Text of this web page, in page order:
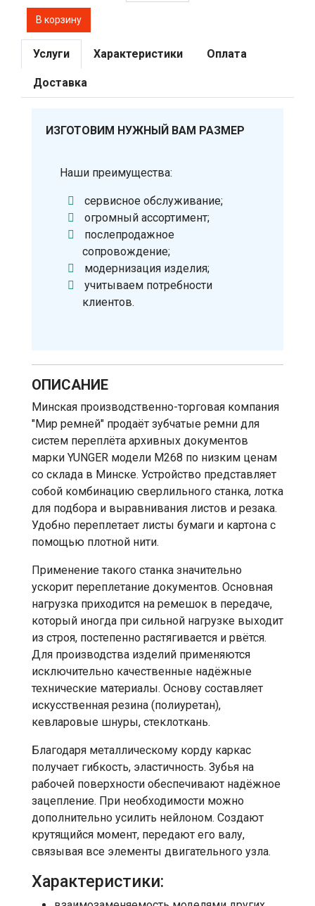
Услуги Характеристики Оплата
Доставка
ИЗГОТОВИМ НУЖНЫЙ ВАМ РАЗМЕР
Наши преимущества:
сервисное обслуживание;
огромный ассортимент;
послепродажное
сопровождение;
модернизация изделия;
учитываем потребности
клиентов.
ОПИСАНИЕ
Минская производственно-торговая компания
"Мир ремней" продаёт зубчатые ремни для
систем переплёта архивных документов
марки YUNGER модели M268 по низким ценам
со склада в Минске. Устройство представляет
собой комбинацию сверлильного станка, лотка
для подбора и выравнивания листов и резака.
Удобно переплетает листы бумаги и картона с
помощью плотной нити.
Применение такого станка значительно
ускорит переплетание документов. Основная
нагрузка приходится на ремешок в передаче,
который иногда при сильной нагрузке выходит
из строя, постепенно растягивается и рвётся.
Для производства изделий применяются
исключительно качественные надёжные
технические материалы. Основу составляет
искусственная резина (полиуретан),
кевларовые шнуры, стеклоткань.
Благодаря металлическому корду каркас
получает гибкость, эластичность. Зубья на
рабочей поверхности обеспечивают надёжное
зацепление. При необходимости можно
дополнительно усилить нейлоном. Создают
крутящийся момент, передают его валу,
связывая все элементы двигательного узла.
Характеристики: